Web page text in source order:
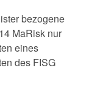
bezogene
MaRisk nur
eines
des FISG